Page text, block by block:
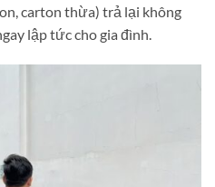
carton thừa) trả lại không
lập tức cho gia đình.